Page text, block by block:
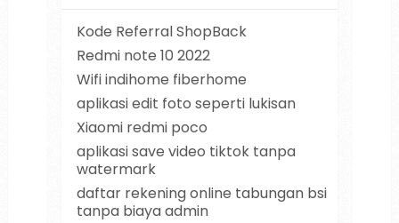
Kode Referral ShopBack
Redmi note 10 2022
Wifi indihome fiberhome
aplikasi edit foto seperti lukisan
Xiaomi redmi poco
aplikasi save video tiktok tanpa
watermark
daftar rekening online tabungan bsi
tanpa biaya admin